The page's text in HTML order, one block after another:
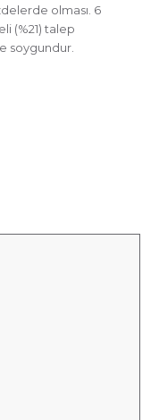
olması. 6
(%21) talep
soygundur.